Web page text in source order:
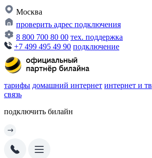
Москва
проверить адрес подключения
8 800 700 80 00 тех. поддержка
+7 499 495 49 90 подключение
тарифы домашний интернет интернет и тв
связь
подключить билайн